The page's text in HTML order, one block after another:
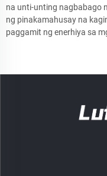
na unti-unting nagbabago
ng pinakamahusay na
paggamit ng enerhiya sa